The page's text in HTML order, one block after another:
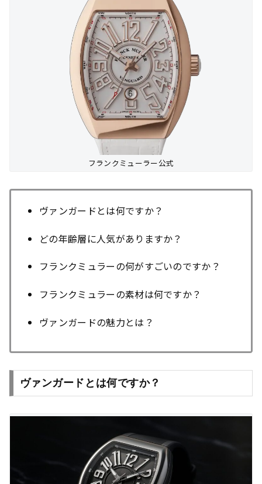
フランクミューラー公式
ヴァンガードとは何ですか？
どの年齢層に人気がありますか？
フランクミュラーの何がすごいのですか？
フランクミュラーの素材は何ですか？
ヴァンガードの魅力とは？
ヴァンガードとは何ですか？